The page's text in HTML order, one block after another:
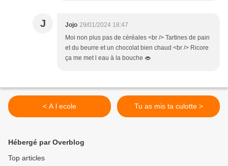
J Jojo 29/01/2024 18:47
Moi non plus pas de céréales <br /> Tartines de pain
et du beurre et un chocolat bien chaud <br /> Ricore
ça me met l eau à la bouche 👄
< A l ecole Tu as mis ta culotte >
Hébergé par Overblog
Top articles